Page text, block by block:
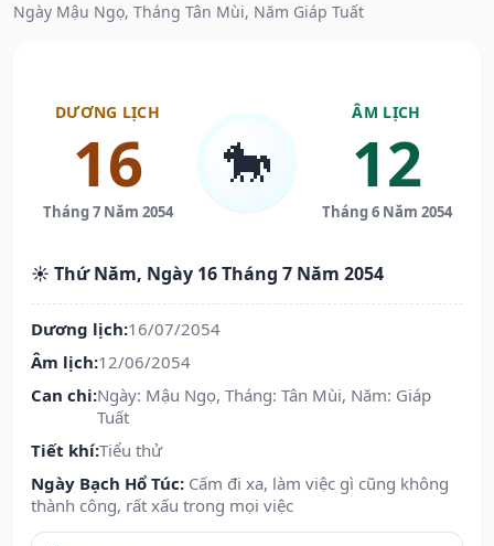
Ngày Mậu Ngọ, Tháng Tân Mùi, Năm Giáp Tuất
DƯƠNG LỊCH
16
Tháng 7 Năm 2054
🐎
ÂM LỊCH
12
Tháng 6 Năm 2054
☀️ Thứ Năm, Ngày 16 Tháng 7 Năm 2054
Dương lịch:16/07/2054
Âm lịch:12/06/2054
Can chi:Ngày: Mậu Ngọ, Tháng: Tân Mùi, Năm: Giáp
Tuất
Tiết khí:Tiểu thử
Ngày Bạch Hổ Túc: Cấm đi xa, làm việc gì cũng không
thành công, rất xấu trong mọi việc